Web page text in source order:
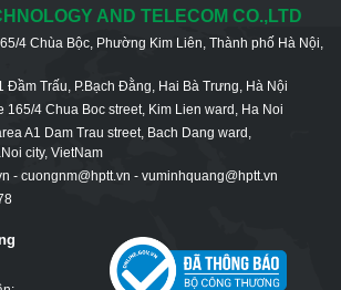
AND TELECOM CO.,LTD
4 Chùa Bộc, Phường Kim Liên, Thành phố Hà Nội,
Đầm Trấu, P.Bạch Đằng, Hai Bà Trưng, Hà Nội
165/4 Chua Boc street, Kim Lien ward, Ha Noi
A1 Dam Trau street, Bach Dang ward,
city, VietNam
- cuongnm@hptt.vn - vuminhquang@hptt.vn